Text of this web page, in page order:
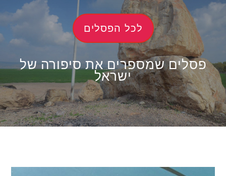
לכל הפסלים
פסלים שמספרים את סיפורה של
ישראל